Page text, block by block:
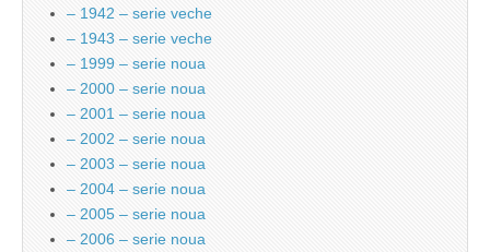
– 1942 – serie veche
– 1943 – serie veche
– 1999 – serie noua
– 2000 – serie noua
– 2001 – serie noua
– 2002 – serie noua
– 2003 – serie noua
– 2004 – serie noua
– 2005 – serie noua
– 2006 – serie noua